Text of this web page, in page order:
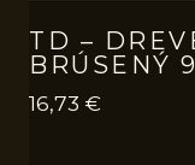
TD –
BRÚSENÝ
16,73 €